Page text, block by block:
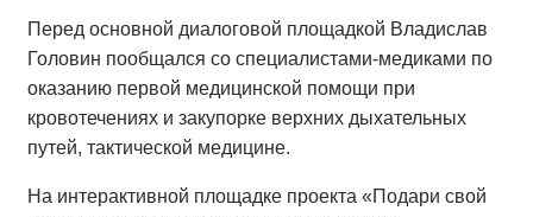
Перед основной диалоговой площадкой Владислав
Головин пообщался со специалистами-медиками по
оказанию первой медицинской помощи при
кровотечениях и закупорке верхних дыхательных
путей, тактической медицине.
На интерактивной площадке проекта «Подари свой